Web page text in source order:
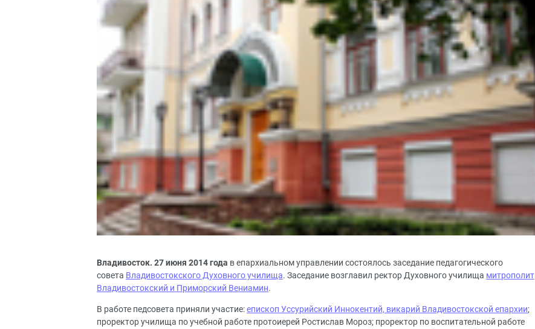
Владивосток. 27июня 2014 года в епархиальном управлении состоялось заседание педагогического
совета Владивостокского Духовного училища. Заседание возглавил ректор Духовного училища митрополит
Владивостокский и Приморский Вениамин.
В работе педсовета приняли участие:епископ Уссурийский Иннокентий, викарий Владивостокской епархии;
проректор училища по учебной работе протоиерей Ростислав Мороз; проректор по воспитательной работе